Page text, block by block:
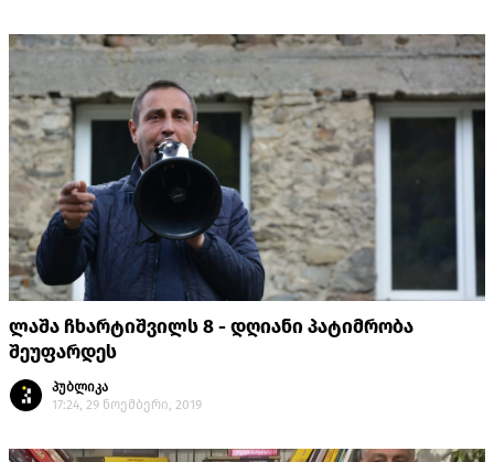
ლაშა ჩხარტიშვილს 8 - დღიანი პატიმრობა
შეუფარდეს
პუბლიკა
17:24, 29 ნოემბერი, 2019